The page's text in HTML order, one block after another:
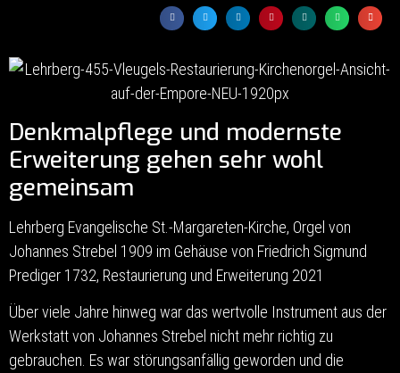
Denkmalpflege und modernste
Erweiterung gehen sehr wohl
gemeinsam
Lehrberg Evangelische St.-Margareten-Kirche, Orgel von
Johannes Strebel 1909 im Gehäuse von Friedrich Sigmund
Prediger 1732, Restaurierung und Erweiterung 2021
Über viele Jahre hinweg war das wertvolle Instrument aus der
Werkstatt von Johannes Strebel nicht mehr richtig zu
gebrauchen. Es war störungsanfällig geworden und die